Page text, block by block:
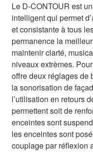
Le D-CONTOUR est
intelligent qui permet
et consistante à tous
permanence la
maintenir clarté,
niveaux extrèmes.
offre deux réglages de
la sonorisation de
l’utilisation en retours
permettent soit de
enceintes sont
les enceintes sont
couplage par réflexion